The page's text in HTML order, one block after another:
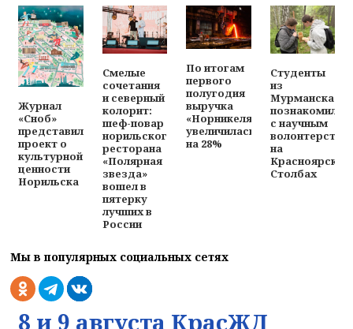
Журнал
«Сноб»
представил
проект о
культурной
ценности
Норильска
Смелые
сочетания
и северный
колорит:
шеф-повар
норильского
ресторана
«Полярная
звезда»
вошел в
пятерку
лучших в
России
По итогам
первого
полугодия
выручка
«Норникеля»
увеличилась
на 28%
Студенты
из
Мурманска
с научным
на
Красноярских
Столбах
Мы в популярных социальных сетях
8 и 9 августа КрасЖД